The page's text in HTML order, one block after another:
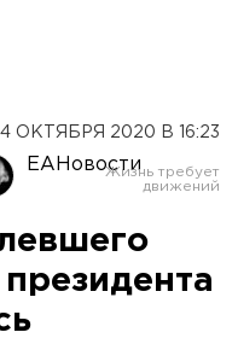
4 ОКТЯБРЯ 2020 В 16:23
ЕАНовости